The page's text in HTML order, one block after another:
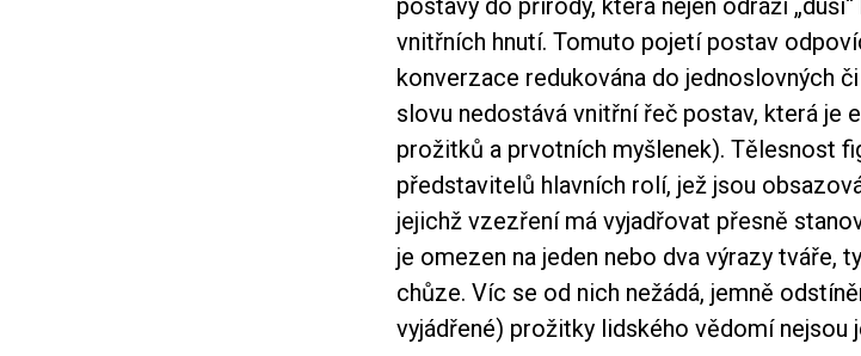
postavy do přírody, která nejen odráží
vnitřních hnutí. Tomuto pojetí postav
konverzace redukována do jednoslovných
slovu nedostává vnitřní řeč postav, která je
prožitků a prvotních myšlenek). Tělesnost
představitelů hlavních rolí, jež jsou
jejichž vzezření má vyjadřovat přesně
je omezen na jeden nebo dva výrazy tváře,
chůze. Víc se od nich nežádá, jemně
vyjádřené) prožitky lidského vědomí nejsou